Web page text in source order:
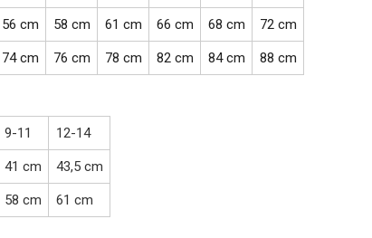
56 cm 58 cm 61 cm 66 cm 68 cm 72 cm
74 cm 76 cm 78 cm 82 cm 84 cm 88 cm
9-11 12-14
41 cm 43,5 cm
58 cm 61 cm